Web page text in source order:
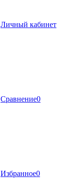
Личный кабинет
Сравнение0
Избранное0